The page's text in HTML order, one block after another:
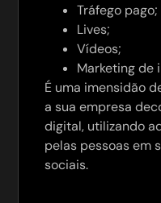
Tráfego pago;
Lives;
Vídeos;
Marketing de
É uma imensidão
a sua empresa
digital, utilizando
pelas pessoas em
sociais.